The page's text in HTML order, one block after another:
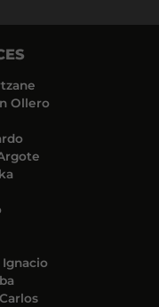
Ollero
Ignacio